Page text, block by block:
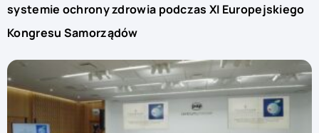
systemie ochrony zdrowia podczas XI Europejskiego
Kongresu Samorządów